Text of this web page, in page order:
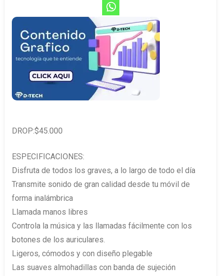
DROP:$45.000
ESPECIFICACIONES:
Disfruta de todos los graves, a lo largo de todo el día
Transmite sonido de gran calidad desde tu móvil de
forma inalámbrica
Llamada manos libres
Controla la música y las llamadas fácilmente con los
botones de los auriculares.
Ligeros, cómodos y con diseño plegable
Las suaves almohadillas con banda de sujeción